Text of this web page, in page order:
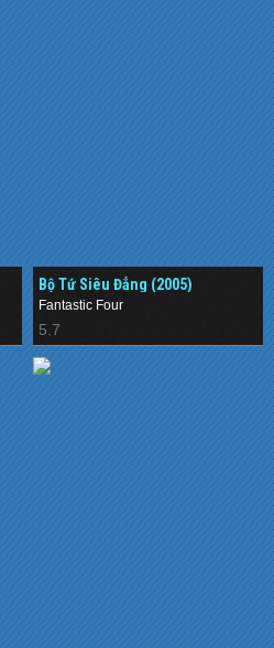
Bộ Tứ Siêu Đẳng (2005)
Fantastic Four
5.7